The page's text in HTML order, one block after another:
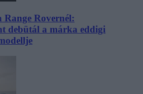
Range Rovernél:
debütál a márka eddigi